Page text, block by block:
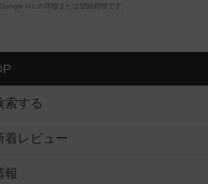
Inc.の商標または登録商標です。
索する
着レビュー
報